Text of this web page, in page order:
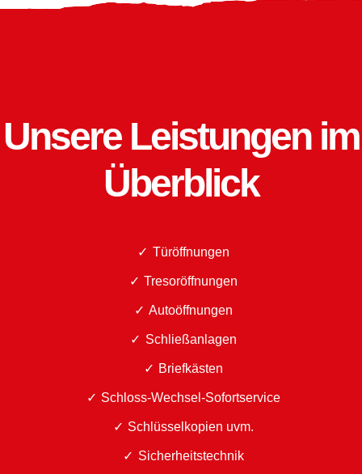
Unsere Leistungen im
Überblick
Türöffnungen
Tresoröffnungen
Autoöffnungen
Schließanlagen
Briefkästen
Schloss-Wechsel-Sofortservice
Schlüsselkopien uvm.
Sicherheitstechnik